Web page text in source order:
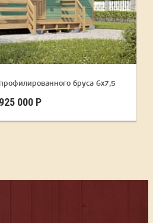
бруса 6х7,5
925 000 Р